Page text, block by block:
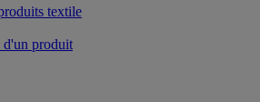
textile
d'un produit